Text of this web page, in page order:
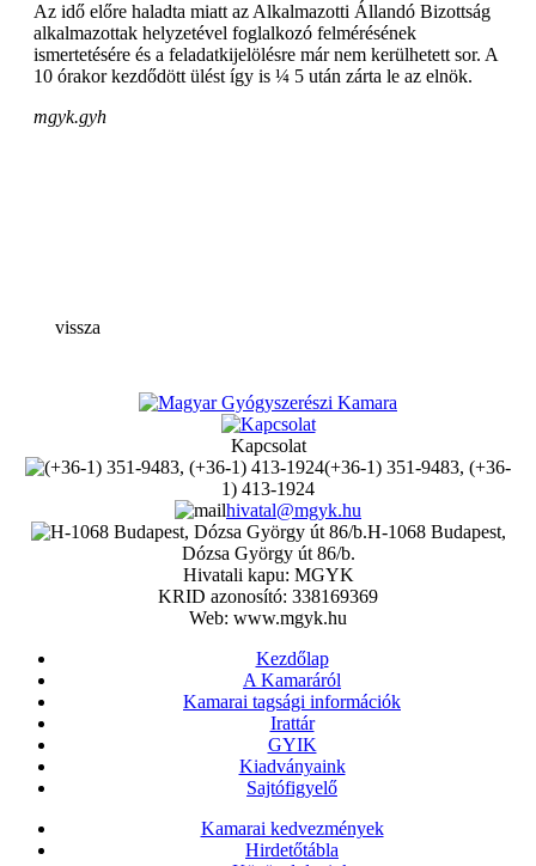
Az idő előre haladta miatt az Alkalmazotti Állandó Bizottság
alkalmazottak helyzetével foglalkozó felmérésének
ismertetésére és a feladatkijelölésre már nem kerülhetett sor. A
10 órakor kezdődött ülést így is ¼ 5 után zárta le az elnök.
mgyk.gyh
vissza
Kapcsolat
(+36-1) 351-9483, (+36-
1) 413-1924
hivatal@mgyk.hu
H-1068 Budapest,
Dózsa György út 86/b.
Hivatali kapu: MGYK
KRID azonosító: 338169369
Web: www.mgyk.hu
Kezdőlap
A Kamaráról
Kamarai tagsági információk
Irattár
GYIK
Kiadványaink
Sajtófigyelő
Kamarai kedvezmények
Hirdetőtábla